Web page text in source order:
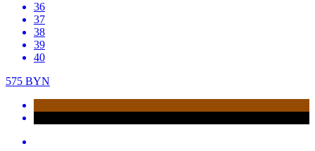
36
37
38
39
40
575 BYN